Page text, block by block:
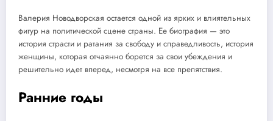
Валерия Новодворская остается одной из ярких и влиятельных
фигур на политической сцене страны. Ее биография — это
история страсти и ратания за свободу и справедливость, история
женщины, которая отчаянно борется за свои убеждения и
решительно идет вперед, несмотря на все препятствия.
Ранние годы